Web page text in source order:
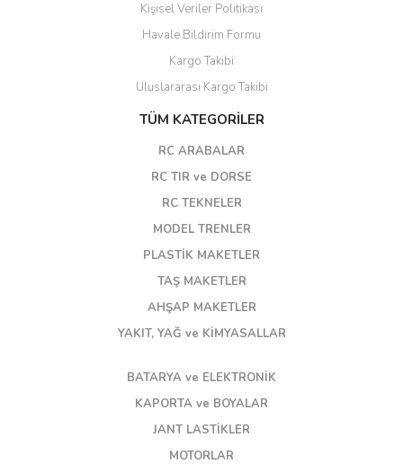
Kişisel Veriler Politikası
Havale Bildirim Formu
Kargo Takibi
Uluslararası Kargo Takibi
TÜM KATEGORİLER
RC ARABALAR
RC TIR ve DORSE
RC TEKNELER
MODEL TRENLER
PLASTİK MAKETLER
TAŞ MAKETLER
AHŞAP MAKETLER
YAKIT, YAĞ ve KİMYASALLAR
BATARYA ve ELEKTRONİK
KAPORTA ve BOYALAR
JANT LASTİKLER
MOTORLAR